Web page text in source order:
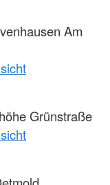
Am
Grünstraße